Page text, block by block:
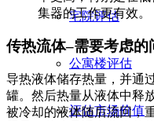
宅院评估
公寓楼评估
评估市场价值
集器的工作更有效。
传热流体–需要考虑的
导热液体储存热量，并通
罐。然后热量从液体中释
被冷却的液体随后流回，